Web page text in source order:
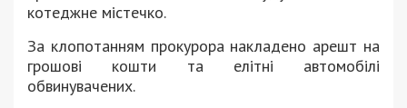
котеджне містечко.
За клопотанням прокурора накладено арешт на
грошові кошти та елітні автомобілі
обвинувачених.